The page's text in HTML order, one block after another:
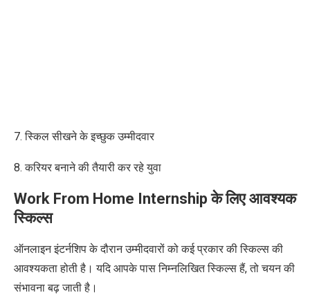
7. स्किल सीखनेके इच्छुकउम्मीदवार
8. करियरबनानेकी तैयारी कर रहे युवा
Work From Home Internship के लिए आवश्यक
स्किल्स
ऑनलाइन इंटर्नशिप के दौरान उम्मीदवारों को कई प्रकार की स्किल्स की
आवश्यकता होती है। यदि आपके पास निम्नलिखित स्किल्स हैं, तो चयन की
संभावना बढ़ जाती है।